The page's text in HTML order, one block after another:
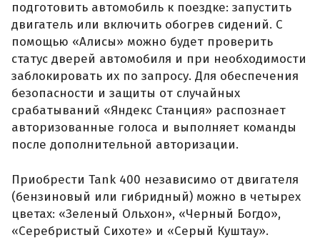
подготовить автомобиль к поездке: запустить
двигатель или включить обогрев сидений. С
помощью «Алисы» можно будет проверить
статус дверей автомобиля и при необходимости
заблокировать их по запросу. Для обеспечения
безопасности и защиты от случайных
срабатываний «Яндекс Станция» распознает
авторизованные голоса и выполняет команды
после дополнительной авторизации.
Приобрести Tank 400 независимо от двигателя
(бензиновый или гибридный) можно в четырех
цветах: «Зеленый Ольхон», «Черный Богдо»,
«Серебристый Сихоте» и «Серый Куштау».